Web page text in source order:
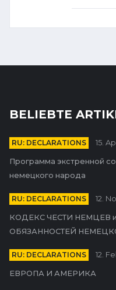
BELIEBTE
RU: DECLARATIONS 15.
Программа экстренной
немецкого народа
RU: DECLARATIONS 12.
КОДЕКС ЧЕСТИ НЕМЦЕВ
ОБЯЗАННОСТЕЙ
RU: DECLARATIONS 12.
ЕВРОПА И АМЕРИКА